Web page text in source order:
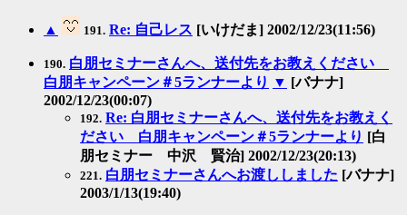
▲ 191. Re: 自己レス [いけだま] 2002/12/23(11:56)
190. 白朋セミナーさんへ、送付先をお教えください
白朋キャンペーン＃5ランナーより ▼ [バナナ]
2002/12/23(00:07)
192. Re: 白朋セミナーさんへ、送付先をお教えく
ださい 白朋キャンペーン＃5ランナーより [白
朋セミナー 中沢 賢治] 2002/12/23(20:13)
221. 白朋セミナーさんへお渡ししました [バナナ]
2003/1/13(19:40)